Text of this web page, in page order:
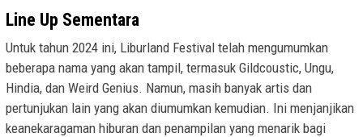
Line Up Sementara
Untuk tahun 2024 ini, Liburland Festival telah mengumumkan
beberapa nama yang akan tampil, termasuk Gildcoustic, Ungu,
Hindia, dan Weird Genius. Namun, masih banyak artis dan
pertunjukan lain yang akan diumumkan kemudian. Ini menjanjikan
keanekaragaman hiburan dan penampilan yang menarik bagi